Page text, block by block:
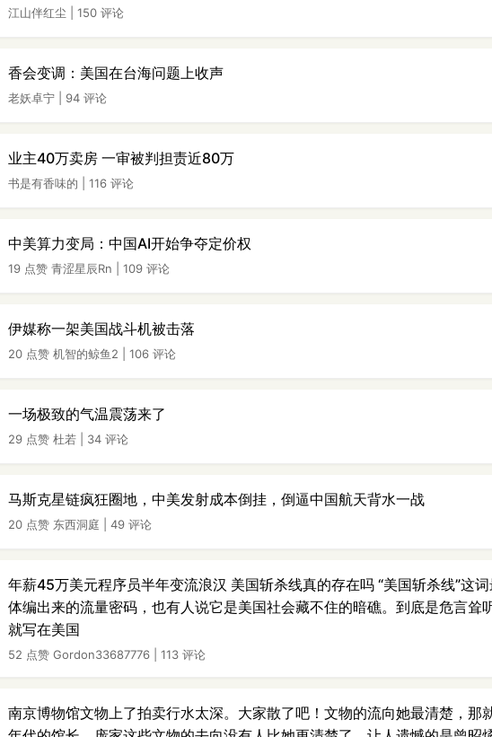
江山伴红尘 150 评论
香会变调：美国在台海问题上收声
老妖卓宁 94 评论
业主40万卖房 一审被判担责近80万
书是有香味的 116 评论
中美算力变局：中国AI开始争夺定价权
19 点赞 青涩星辰Rn 109 评论
伊媒称一架美国战斗机被击落
20 点赞 机智的鲸鱼2 106 评论
一场极致的气温震荡来了
29 点赞 杜若 34 评论
马斯克星链疯狂圈地，中美发射成本倒挂，倒逼中国航天背水一战
20 点赞 东西洞庭 49 评论
年薪45万美元程序员半年变流浪汉 美国斩杀线真的存在吗 “美国斩杀线”这
体编出来的流量密码，也有人说它是美国社会藏不住的暗礁。到底是危言耸
就写在美国
52 点赞 Gordon33687776 113 评论
南京博物馆文物上了拍卖行水太深。大家散了吧！文物的流向她最清楚，那